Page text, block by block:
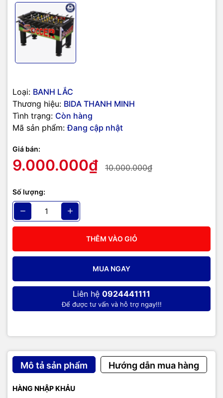
Loại: BANH LẮC
Thương hiệu: BIDA THANH MINH
Tình trạng: Còn hàng
Mã sản phẩm: Đang cập nhật
Giá bán:
9.000.000₫ 10.000.000₫
Số lượng:
THÊM VÀO GIỎ
MUA NGAY
Liên hệ 0924441111
Để được tư vấn và hỗ trợ ngay!!!
Mô tả sản phẩm Hướng dẫn mua hàng
HÀNG NHẬP KHẢU